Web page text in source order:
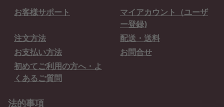
お客様サポート
マイアカウント（ユーザ
ー登録)
注文方法
配送・送料
お支払い方法
お問合せ
初めてご利用の方へ・よ
くあるご質問
法的事項